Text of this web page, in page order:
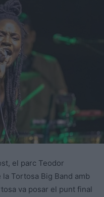
el parc Teodor
la Tortosa Big Band amb
va posar el punt final